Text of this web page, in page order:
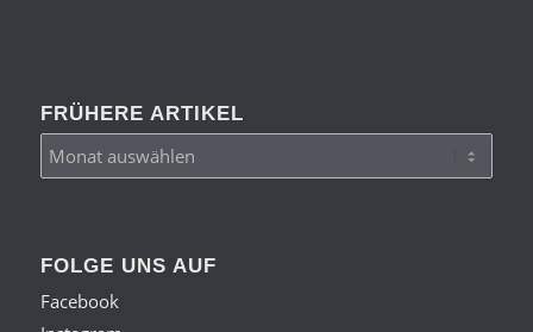
FRÜHERE ARTIKEL
FOLGE UNS AUF
Facebook